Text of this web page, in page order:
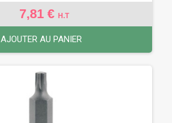
7,81 € H.T
AJOUTER AU PANIER